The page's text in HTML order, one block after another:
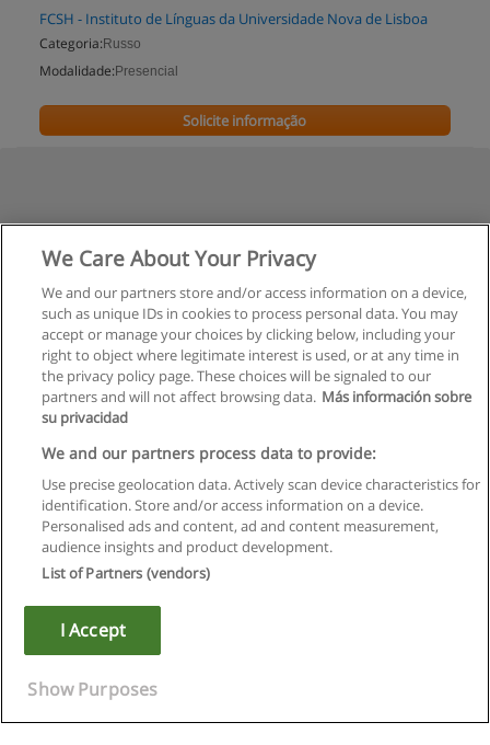
FCSH - Instituto de Línguas da Universidade Nova de Lisboa
Categoria: Russo
Modalidade: Presencial
Solicite informação
Regras de uso
Privacidade de dados
Copyright © Educaedu Business S.L. - CIF : B-95610580: -
We Care About Your Privacy
We and our partners store and/or access information on a device,
such as unique IDs in cookies to process personal data. You may
accept or manage your choices by clicking below, including your
right to object where legitimate interest is used, or at any time in
the privacy policy page. These choices will be signaled to our
partners and will not affect browsing data. Más información sobre
su privacidad
We and our partners process data to provide:
Use precise geolocation data. Actively scan device characteristics for
identification. Store and/or access information on a device.
Personalised ads and content, ad and content measurement,
audience insights and product development.
List of Partners (vendors)
I Accept
Show Purposes